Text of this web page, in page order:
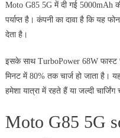
Moto G85 5G में दी गई 5000mAh
पर्याप्त है। कंपनी का दावा है कि यह
देता है।
इसके साथ TurboPower 68W फास्ट
मिनट में 80% तक चार्ज हो जाता है।
हमेशा यात्रा में रहते हैं या जल्दी चार्जिंग
Moto G85 5G